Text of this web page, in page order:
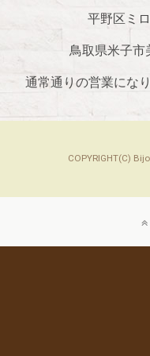
平野区ミ
鳥取県米子市
通常通りの営業にな
COPYRIGHT(C)